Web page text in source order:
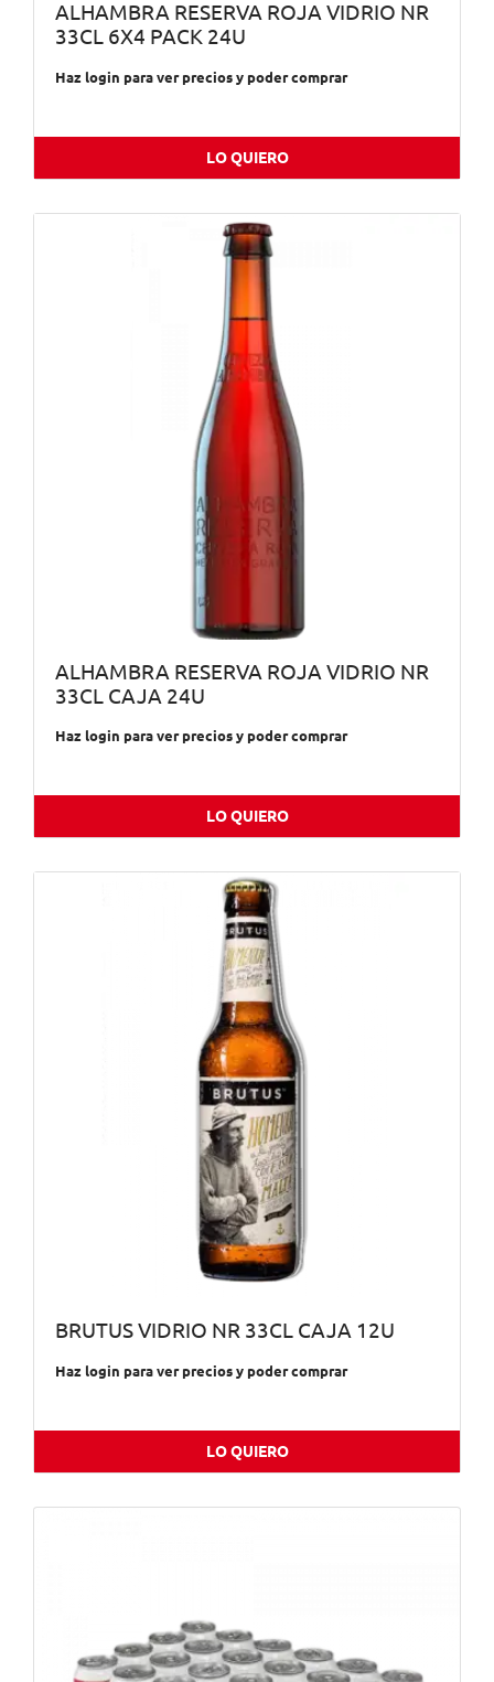
ALHAMBRA RESERVA ROJA VIDRIO NR
33CL 6X4 PACK 24U
Haz login para ver precios y poder comprar
LO QUIERO
ALHAMBRA RESERVA ROJA VIDRIO NR
33CL CAJA 24U
Haz login para ver precios y poder comprar
LO QUIERO
BRUTUS VIDRIO NR 33CL CAJA 12U
Haz login para ver precios y poder comprar
LO QUIERO